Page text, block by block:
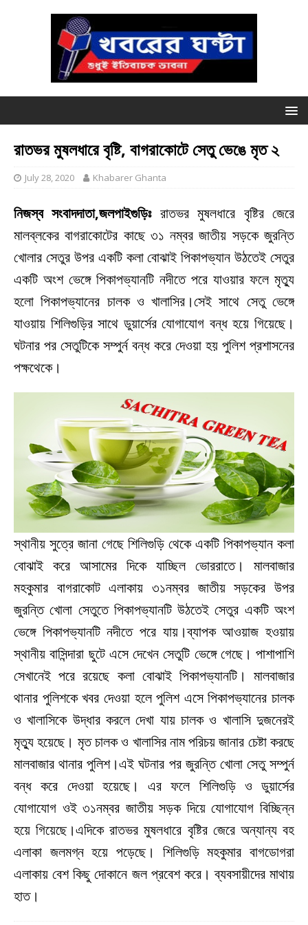
রাতভর মুষলধারে বৃষ্টি, বাগরাকোটে সেতু ভেঙে মৃত ২
July 28, 2020 Khabarer Ghanta
নিজস্ব সংবাদদাতা,জলপাইগুড়িঃরাতভর মুষলধারে বৃষ্টির জেরে
মালব্লকের বাগরাকোটের কাছে ৩১ নম্বর জাতীয় সড়কে জুরন্তি
খোলার সেতুর উপর একটি কলা বোঝাই পিকাপভ্যান উঠতেই সেতুর
একটি অংশ ভেঙ্গে পিকাপভ্যানটি নদীতে পরে যাওয়ার ফলে মৃত্যু
হলো পিকাপভ্যানের চালক ও খালাসির।সেই সাথে সেতু ভেঙ্গে
যাওয়ায় শিলিগুড়ির সাথে ডুয়ার্সের যোগাযোগ বন্ধ হয়ে গিয়েছে।
ঘটনার পর সেতুটিকে সম্পুর্ন বন্ধ করে দেওয়া হয় পুলিশ প্রশাসনের
পক্ষথেকে।
স্থানীয় সুত্রে জানা গেছে শিলিগুড়ি থেকে একটি পিকাপভ্যান কলা
বোঝাই করে আসামের দিকে যাচ্ছিল ভোররাতে। মালবাজার
মহকুমার বাগরাকোট এলাকায় ৩১নম্বর জাতীয় সড়কের উপর
জুরন্তি খোলা সেতুতে পিকাপভ্যানটি উঠতেই সেতুর একটি অংশ
ভেঙ্গে পিকাপভ্যানটি নদীতে পরে যায়।ব্যাপক আওয়াজ হওয়ায়
স্থানীয় বাসিন্দারা ছুটে এসে দেখেন সেতুটি ভেঙ্গে গেছে। পাশাপাশি
সেখানেই পরে রয়েছে কলা বোঝাই পিকাপভ্যানটি। মালবাজার
থানার পুলিশকে খবর দেওয়া হলে পুলিশ এসে পিকাপভ্যানের চালক
ও খালাসিকে উদ্ধার করলে দেখা যায় চালক ও খালাসি দুজনেরই
মৃত্যু হয়েছে। মৃত চালক ও খালাসির নাম পরিচয় জানার চেষ্টা করছে
মালবাজার থানার পুলিশ।এই ঘটনার পর জুরন্তি খোলা সেতু সম্পুর্ন
বন্ধ করে দেওয়া হয়েছে। এর ফলে শিলিগুড়ি ও ডুয়ার্সের
যোগাযোগ ওই ৩১নম্বর জাতীয় সড়ক দিয়ে যোগাযোগ বিচ্ছিন্ন
হয়ে গিয়েছে।এদিকে রাতভর মুষলধারে বৃষ্টির জেরে অন্যান্য বহ
এলাকা জলমগ্ন হয়ে পড়েছে। শিলিগুড়ি মহকুমার বাগডোগরা
এলাকায় বেশ কিছু দোকানে জল প্রবেশ করে। ব্যবসায়ীদের মাথায়
হাত।